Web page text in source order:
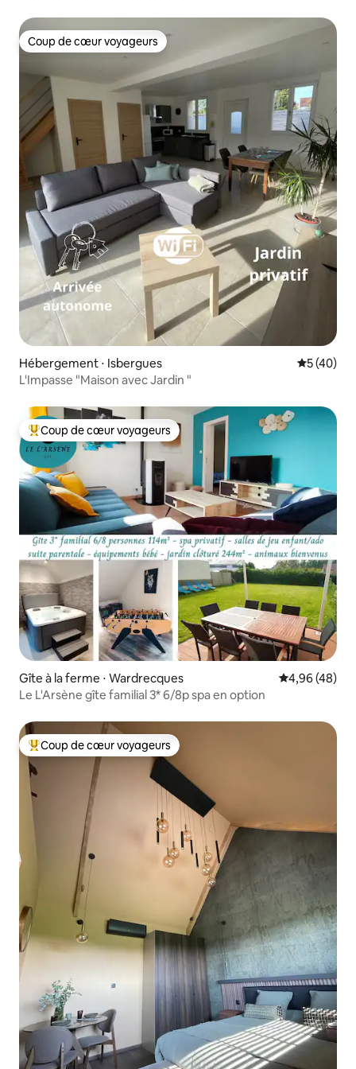
Coup de cœur voyageurs
Coup de cœur voyageurs
Hébergement ⋅ Isbergues
5 (40)
L'Impasse "Maison avec Jardin "
Coups de cœur voyageurs les plus appréciés
Coup de cœur voyageurs
Gîte à la ferme ⋅ Wardrecques Évaluation
4,96 (48)
Le L'Arsène gîte familial 3* 6/8p spa en option
Coups de cœur voyageurs les plus appréciés
Coup de cœur voyageurs